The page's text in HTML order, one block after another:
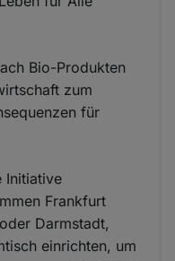
Bio-Produkten
zum
für
Initiative
Frankfurt
Darmstadt,
einrichten, um